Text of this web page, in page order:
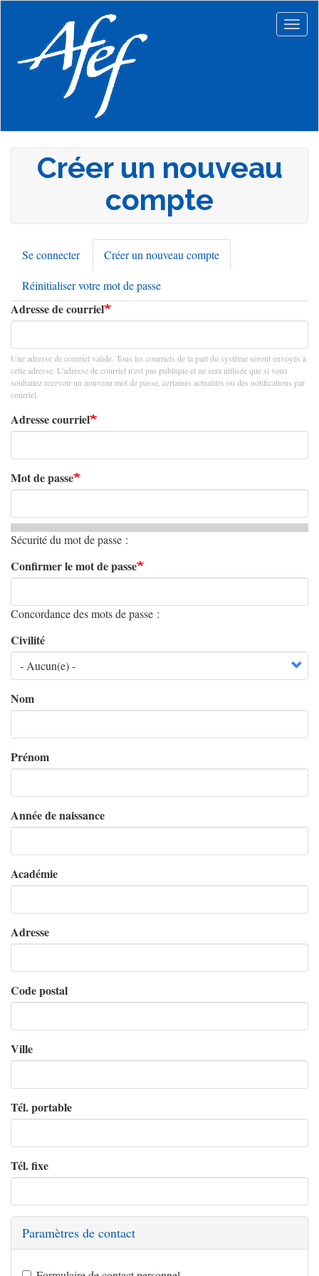
principal
Créer un nouveau
compte
Onglets
principaux
Se connecter Créer un nouveau compte
actif)
Réinitialiser votre mot de passe
Adresse de courriel
Une adresse de courriel valide. Tous les courriels de la part du système seront envoyés à
cette adresse. L'adresse de courriel n'est pas publique et ne sera utilisée que si vous
souhaitez recevoir un nouveau mot de passe, certaines actualités ou des notifications par
courriel.
Adresse courriel
Mot de passe
Sécurité du mot de passe :
Confirmer le mot de passe
Concordance des mots de passe :
Civilité
Nom
Prénom
Année de naissance
Académie
Adresse
Code postal
Ville
Tél. portable
Tél. fixe
Paramètres de contact